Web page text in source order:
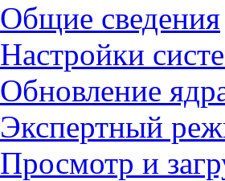
Общие сведения
Настройки
Обновление
Экспертный
Просмотр и